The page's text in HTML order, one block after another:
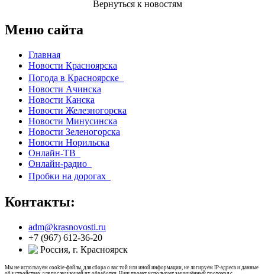
Вернуться к новостям
Меню сайта
Главная
Новости Красноярска
Погода в Красноярске
Новости Ачинска
Новости Канска
Новости Железногорска
Новости Минусинска
Новости Зеленогорска
Новости Норильска
Онлайн-ТВ
Онлайн-радио
Пробки на дорогах
Контакты:
adm@krasnovosti.ru
+7 (967) 612-36-20
Россия, г. Красноярск
Мы не используем cookie-файлы, для сбора о вас той или иной информации, не логируем IP-адреса и данные